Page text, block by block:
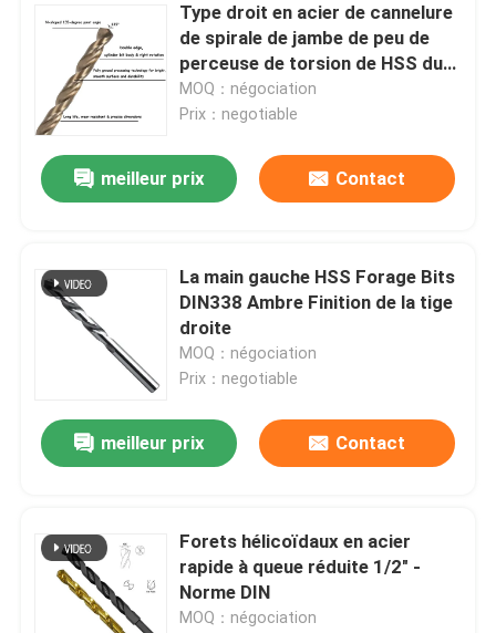
Type droit en acier de cannelure
de spirale de jambe de peu de
perceuse de torsion de HSS du
cobalt M35 métrique
MOQ：négociation
Prix：negotiable
meilleur prix Contact
La main gauche HSS Forage Bits
DIN338 Ambre Finition de la tige
droite
MOQ：négociation
Prix：negotiable
meilleur prix Contact
Forets hélicoïdaux en acier
rapide à queue réduite 1/2" -
Norme DIN
MOQ：négociation